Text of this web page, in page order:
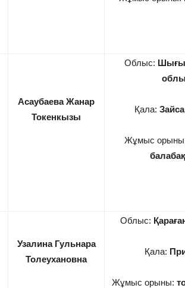
Асаубаева Жанар
Токенкызы
Облыс:
Қала:
Жұмыс
Узалина Гульнара
Толеухановна
Облыс:
Қала:
Жұмыс орыны: